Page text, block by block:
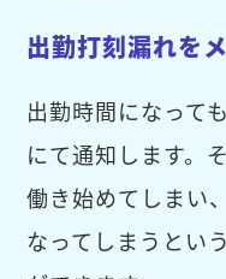
出勤打刻漏れを
出勤時間になって
にて通知します。
働き始めてしまい
なってしまうとい